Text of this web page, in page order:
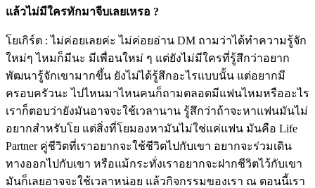
แล้วไม่มีใครทักมาจีบเลยเหรอ ?
โยเกิร์ต : ไม่ค่อยเลยค่ะ ไม่ค่อยอ่าน DM ถามว่าได้ทำความรู้จัก
ใหม่ๆ ไหมก็มีนะ มีเพื่อนใหม่ ๆ แต่ยังไม่มีใครที่รู้สึกว่าอยาก
พัฒนารู้จักเขามากขึ้น ยังไม่ได้รู้สึกอะไรแบบนั้น แต่อยากมี
ครอบครัวนะ ไปไหนมาไหนคนก็ถามตลอดมีแฟนไหมหรืออะไร
เราก็ตอบว่ายังมันอาจจะใช้เวลานาน รู้สึกว่าถ้าจะหาแฟนมันไม่
อยากสำหรับโย แต่สิ่งที่โยมองหามันไม่ใช่แค่แฟน มันคือ Life
Partner คู่ชีวิตที่เราอยากจะใช้ชีวิตไปกับเขา อยากจะร่วมเดิน
ทางออกไปกับเขา หรือแม้กระทั่งเราอยากจะฝากชีวิตไว้กับเขา
มันก็เลยอาจจะใช้เวลาหน่อย แล้วกิจกรรมของเรา ณ ตอนนี้เรา